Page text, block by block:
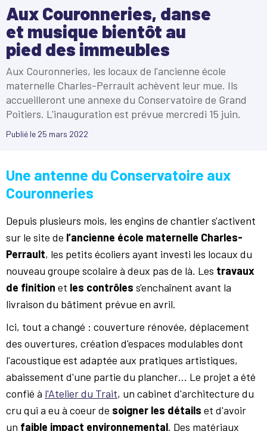
Aux Couronneries, danse
et musique bientôt au
pied des immeubles
Aux Couronneries, les locaux de l'ancienne école
maternelle Charles-Perrault achèvent leur mue. Ils
accueilleront une annexe du Conservatoire de Grand
Poitiers. L'inauguration est prévue mercredi 15 juin.
Publié le 25 mars 2022
Une antenne du Conservatoire aux
Couronneries
Depuis plusieurs mois, les engins de chantier s'activent
sur le site de l’ancienne école maternelle Charles-
Perrault, les petits écoliers ayant investi les locaux du
nouveau groupe scolaire à deux pas de là. Les travaux
de finition et les contrôles s'enchaînent avant la
livraison du bâtiment prévue en avril.
Ici, tout a changé : couverture rénovée, déplacement
des ouvertures, création d'espaces modulables dont
l'acoustique est adaptée aux pratiques artistiques,
abaissement d'une partie du plancher… Le projet a été
confié à l'Atelier du Trait, un cabinet d'architecture du
cru qui a eu à coeur de soigner les détails et d'avoir
un faible impact environnemental. Des matériaux